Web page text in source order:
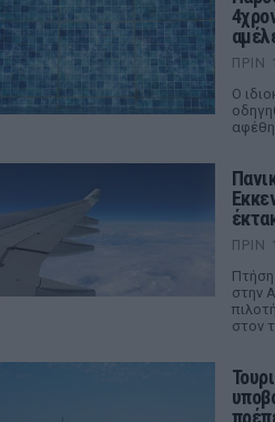
ΠΡΙΝ
Ο
ΠΡΙΝ
στην
στον